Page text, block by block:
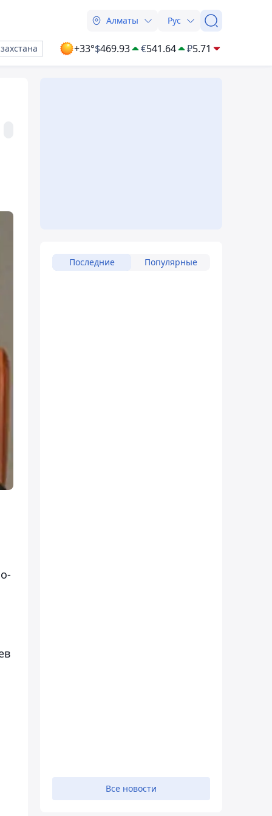
Алматы Рус
+33°$469.93 €541.64 ₽5.71
Последние Популярные
Все новости